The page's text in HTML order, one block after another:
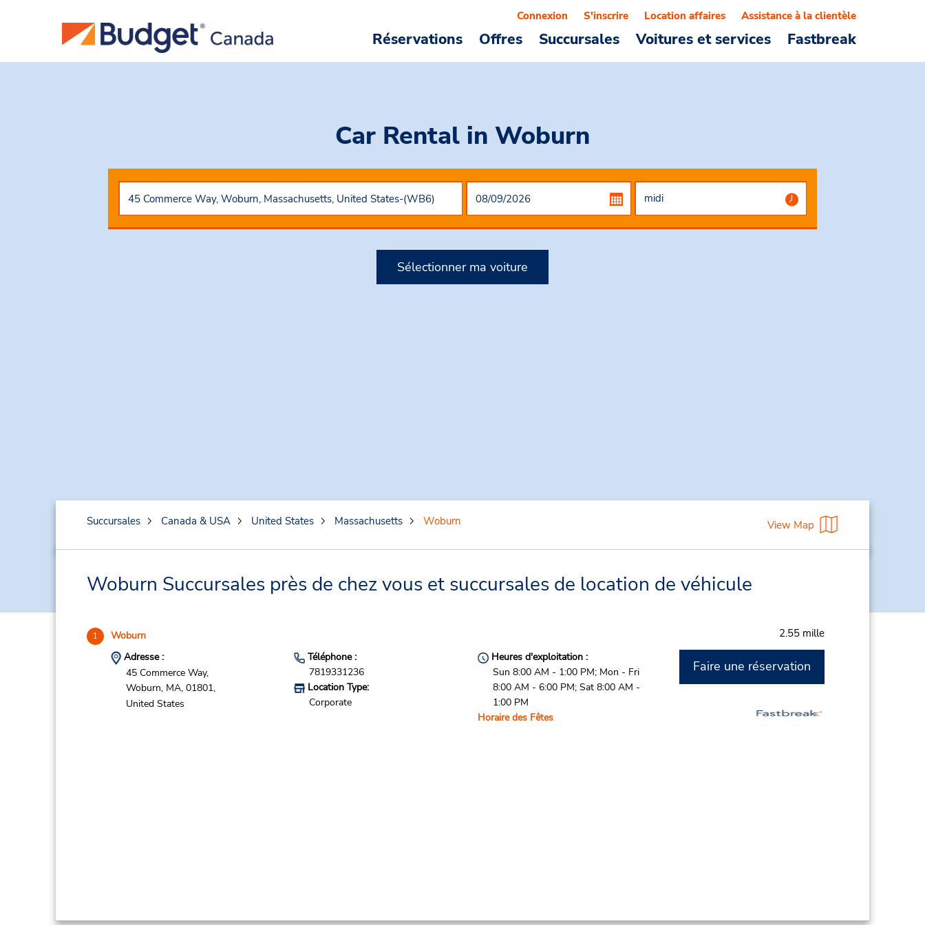
Réservations Offres Succursales Voitures et services Fastbreak
Connexion S'inscrire Location affaires Assistance à la clientèle
Car Rental in Woburn
Sélectionner ma voiture
Succursales Canada & USA United States Massachusetts Woburn View Map
Woburn Succursales près de chez vous et succursales de location de véhicule
1 Woburn 2.55 mille
Adresse :
45 Commerce Way,
Woburn, MA, 01801,
United States
Téléphone :
7819331236
Location Type:
Corporate
Heures d'exploitation :
Sun 8:00 AM - 1:00 PM; Mon - Fri
8:00 AM - 6:00 PM; Sat 8:00 AM -
1:00 PM
Horaire des Fêtes
Faire une réservation